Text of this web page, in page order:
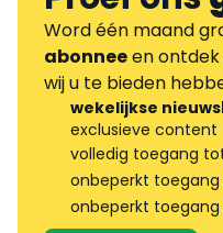
Word één maand
abonneeen
wij u te bieden
wekelijkse
exclusieve content
volledig toegang
onbeperkt
onbeperkt